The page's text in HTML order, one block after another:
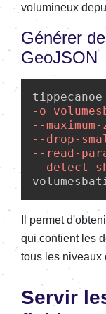
volumineux
Générer
GeoJSON
-o
--maximum-
--drop-
--read-
--detect-
Il permet
qui contient les
tous les niveaux
Servir